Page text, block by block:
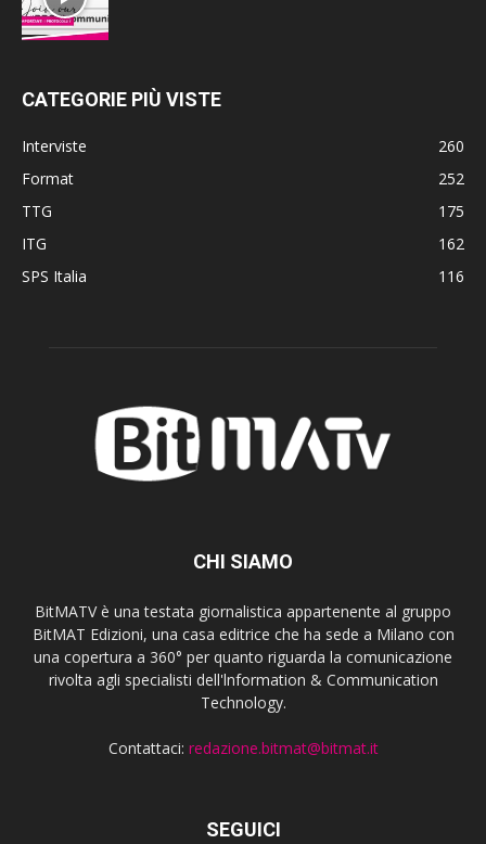
CATEGORIE PIÙ VISTE
Interviste
260
Format
252
TTG
175
ITG
162
SPS Italia
116
CHI SIAMO
BitMATV è una testata giornalistica appartenente al gruppo
BitMAT Edizioni, una casa editrice che ha sede a Milano con
una copertura a 360° per quanto riguarda la comunicazione
rivolta agli specialisti dell'lnformation & Communication
Technology.
Contattaci: redazione.bitmat@bitmat.it
SEGUICI